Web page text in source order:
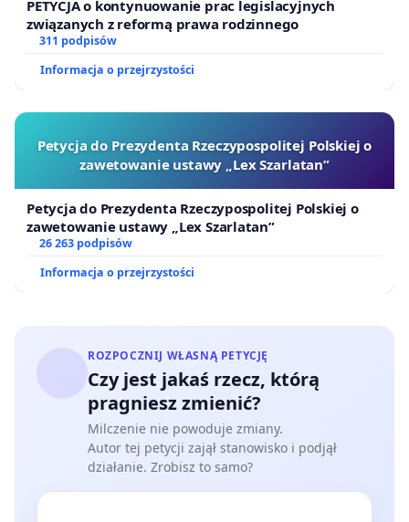
PETYCJA o kontynuowanie prac legislacyjnych
związanych z reformą prawa rodzinnego
311 podpisów
Informacja o przejrzystości
Petycja do Prezydenta Rzeczypospolitej Polskiej o
zawetowanie ustawy „Lex Szarlatan”
Petycja do Prezydenta Rzeczypospolitej Polskiej o
zawetowanie ustawy „Lex Szarlatan”
26 263 podpisów
Informacja o przejrzystości
ROZPOCZNIJ WŁASNĄ PETYCJĘ
Czy jest jakaś rzecz, którą
pragniesz zmienić?
Milczenie nie powoduje zmiany.
Autor tej petycji zajął stanowisko i podjął
działanie. Zrobisz to samo?